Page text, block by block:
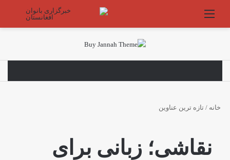
منو
خانه / تازه ترین عناوین
نقاشی؛ زبانی برای